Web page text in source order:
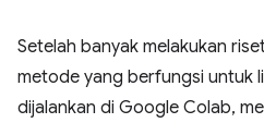
Setelah banyak melakukan
metode yang berfungsi untuk
dijalankan di Google Colab,